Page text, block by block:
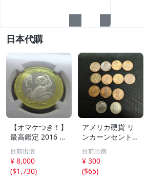
日本代購
【オマケつき！】
最高鑑定 2016 中
国 10元 申年 猿
バイメタル NGC
MS69PL プルーフ
ライク 初期発行
目前出價
¥ 8,000
($1,730)
アメリカ硬貨 リ
ンカーンセント
他13枚セット 外
国コイン 古銭 コ
レクション
目前出價
¥ 300
($65)